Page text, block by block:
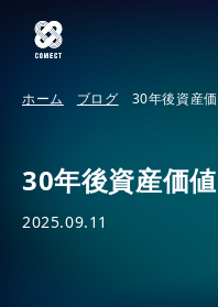
ホーム ブログ 30年後資産
30年後資産価
2025.09.11